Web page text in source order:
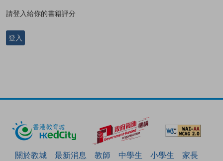
請登入給你的書籍評分
登入
關於教城 最新消息 教師 中學生 小學生
家長